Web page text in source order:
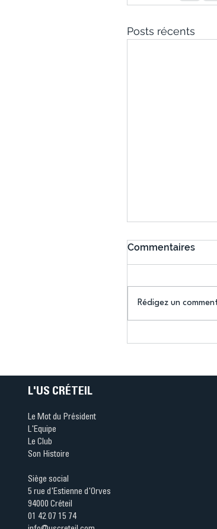
Posts récents
Ping ? Quand
Commentaires
Rédigez un
L'US CRÉTEIL
Le Mot du Président
L'Equipe
Le Club
Son Histoire
Siège social
5 rue d'Estienne d'Orves
94000 Créteil
01 42 07 15 74